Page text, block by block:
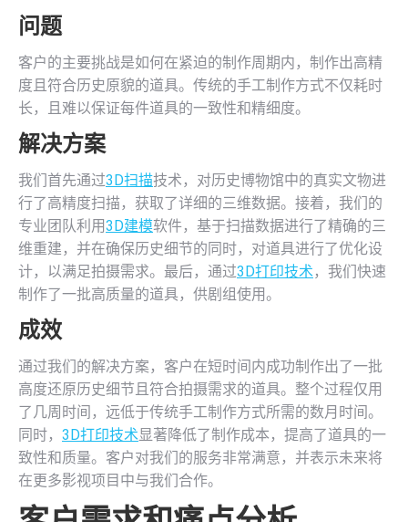
问题
客户的主要挑战是如何在紧迫的制作周期内，制作出高精
度且符合历史原貌的道具。传统的手工制作方式不仅耗时
长，且难以保证每件道具的一致性和精细度。
解决方案
我们首先通过3D扫描技术，对历史博物馆中的真实文物进
行了高精度扫描，获取了详细的三维数据。接着，我们的
专业团队利用3D建模软件，基于扫描数据进行了精确的三
维重建，并在确保历史细节的同时，对道具进行了优化设
计，以满足拍摄需求。最后，通过3D打印技术，我们快速
制作了一批高质量的道具，供剧组使用。
成效
通过我们的解决方案，客户在短时间内成功制作出了一批
高度还原历史细节且符合拍摄需求的道具。整个过程仅用
了几周时间，远低于传统手工制作方式所需的数月时间。
同时， 3D打印技术显著降低了制作成本，提高了道具的一
致性和质量。客户对我们的服务非常满意，并表示未来将
在更多影视项目中与我们合作。